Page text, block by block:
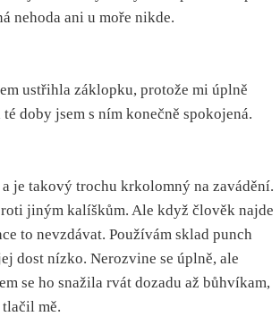
nehoda ani u moře nikde.
ustřihla záklopku, protože mi úplně
doby jsem s ním konečně spokojená.
je takový trochu krkolomný na zavádění.
jiným kalíškům. Ale když člověk najde
to nevzdávat. Používám sklad punch
dost nízko. Nerozvine se úplně, ale
se ho snažila rvát dozadu až bůhvíkam,
mě.